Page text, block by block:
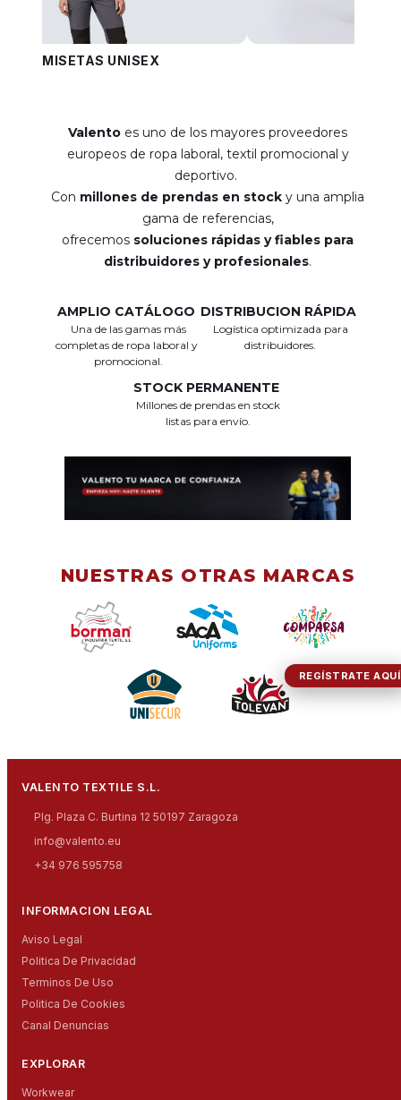
CAMISETAS UNISEX
Valento es uno de los mayores proveedores
europeos de ropa laboral, textil promocional y
deportivo.
Con millones de prendas en stock y una amplia
gama de referencias,
ofrecemos soluciones rápidas y fiables para
distribuidores y profesionales.
AMPLIO CATÁLOGO
Una de las gamas más
completas de ropa laboral y
promocional.
DISTRIBUCION RÁPIDA
Logística optimizada para
distribuidores.
STOCK PERMANENTE
Millones de prendas en stock
listas para envío.
NUESTRAS OTRAS MARCAS
REGÍSTRATE AQUÍ
VALENTO TEXTILE S.L.
Plg. Plaza C. Burtina 12 50197 Zaragoza
info@valento.eu
+34 976 595758
INFORMACION LEGAL
Aviso Legal
Politica De Privacidad
Terminos De Uso
Politica De Cookies
Canal Denuncias
EXPLORAR
Workwear